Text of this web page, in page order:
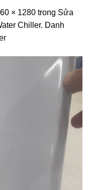
× 1280 trong Sửa
Chiller. Danh